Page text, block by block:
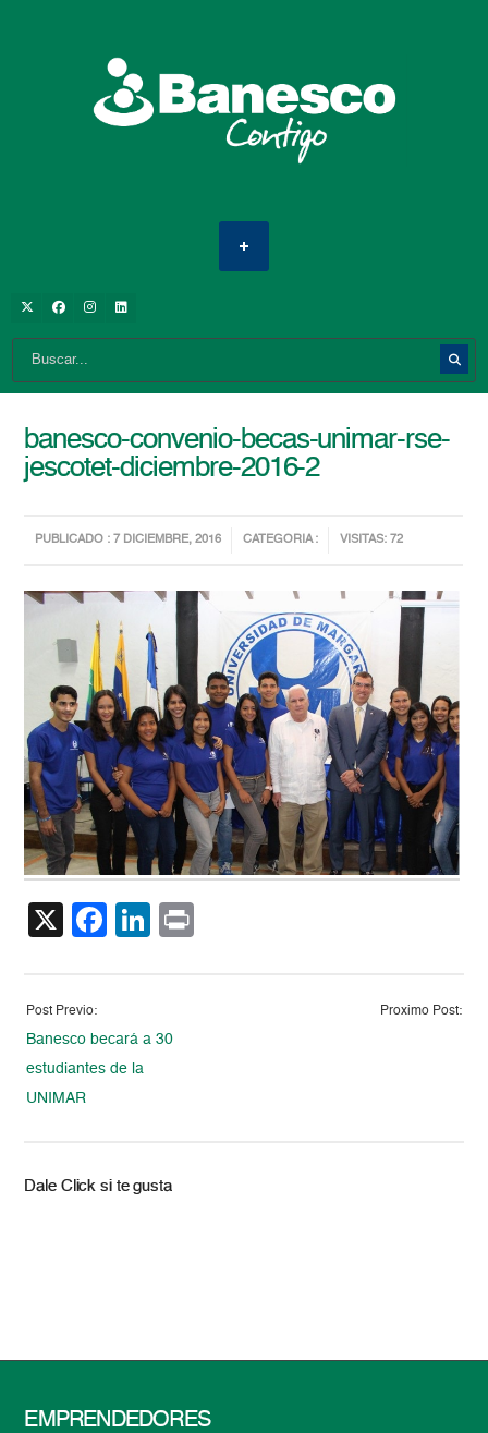
banesco-convenio-becas-unimar-rse-
jescotet-diciembre-2016-2
PUBLICADO : 7 DICIEMBRE, 2016 CATEGORIA : VISITAS: 72
X Facebook
LinkedIn
Post Previo:
Banesco becará a 30
estudiantes de la
UNIMAR
Proximo Post:
Dale Click si te gusta
EMPRENDEDORES